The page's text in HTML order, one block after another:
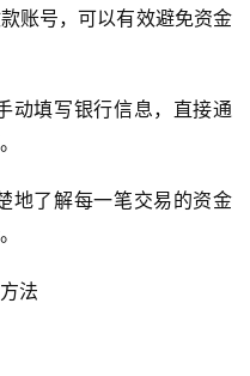
账号，可以有效避免资金
动填写银行信息，直接通
地了解每一笔交易的资金
法